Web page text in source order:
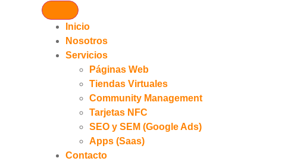
Inicio
Nosotros
Servicios
Páginas Web
Tiendas Virtuales
Community Management
Tarjetas NFC
SEO y SEM (Google Ads)
Apps (Saas)
Contacto